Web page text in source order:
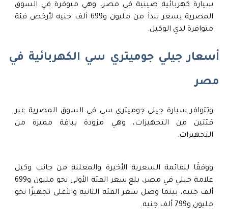
سيارة كهربائية صينية في مصر، وهي متوفرة في السوق
المصرية بسعر يبدأ من مليون و699 ألف جنيه لأرخص فئة
متوافرة لدي الوكيل.
أسعار جيلي جوميتري سي الكهربائية في
مصر
وتتوافر سيارة جيلي جوميتري سي في السوق المصرية عبر
فئتين من التجهيزات، وهي مزودة بباقة مميزة من
التجهيزات.
ووفقًا للقائمة السعرية الأخيرة والمعلنة من جانب وكيل
علامة جيلي في مصر، بلغ سعر الفئة الأولى نحو مليون و699
ألف جنيه، بينما وصل سعر الفئة الثانية والأعلى تجهيزًا نحو
مليون و799 ألف جنيه.